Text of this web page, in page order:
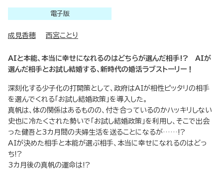
電子版
成見香穂 西宮ことり
AIと本能、本当に幸せになれるのはどちらが選んだ相手!? AIが
選んだ相手とお試し結婚する、新時代の婚活ラブストーリー！
深刻化する少子化の打開策として、政府はAIが相性ピッタリの相手
を選んでくれる「お試し結婚政策」を導入した。
真帆は、体の関係はあるものの、付き合っているのかハッキリしない
史也に冷たくされた勢いで「お試し結婚政策」を利用し、そこで出会
った健吾と3カ月間の夫婦生活を送ることになるが……!?
AIが決めた相手と本能が選ぶ相手、本当に幸せになれるのはどっ
ち!?
3カ月後の真帆の運命は!?